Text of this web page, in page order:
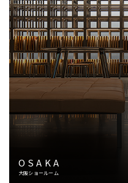
OSAKA
大阪ショールーム